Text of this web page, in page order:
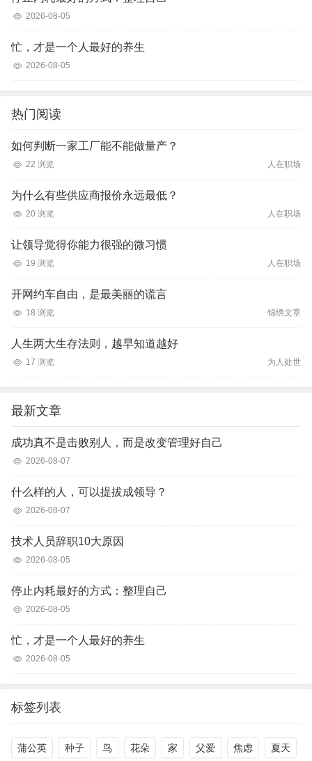
2026-08-05
忙，才是一个人最好的养生
2026-08-05
热门阅读
如何判断一家工厂能不能做量产？
22 浏览 人在职场
为什么有些供应商报价永远最低？
20 浏览 人在职场
让领导觉得你能力很强的微习惯
19 浏览 人在职场
开网约车自由，是最美丽的谎言
18 浏览 锦绣文章
人生两大生存法则，越早知道越好
17 浏览 为人处世
最新文章
成功真不是击败别人，而是改变管理好自己
2026-08-07
什么样的人，可以提拔成领导？
2026-08-07
技术人员辞职10大原因
2026-08-05
停止内耗最好的方式：整理自己
2026-08-05
忙，才是一个人最好的养生
2026-08-05
标签列表
蒲公英 种子 鸟 花朵 家 父爱 焦虑 夏天